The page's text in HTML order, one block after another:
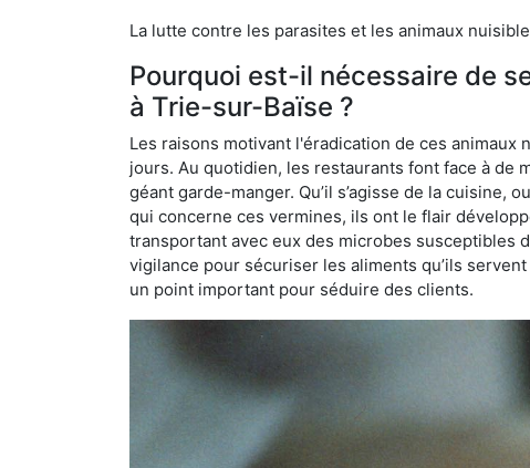
La lutte contre les parasites et les animaux
Pourquoi est-il nécessaire de
à Trie-sur-Baïse ?
Les raisons motivant l'éradication de ces
jours. Au quotidien, les restaurants font face à de
géant garde-manger. Qu’il s’agisse de la cuisine,
qui concerne ces vermines, ils ont le flair
transportant avec eux des microbes susceptibles
vigilance pour sécuriser les aliments qu’ils
un point important pour séduire des clients.